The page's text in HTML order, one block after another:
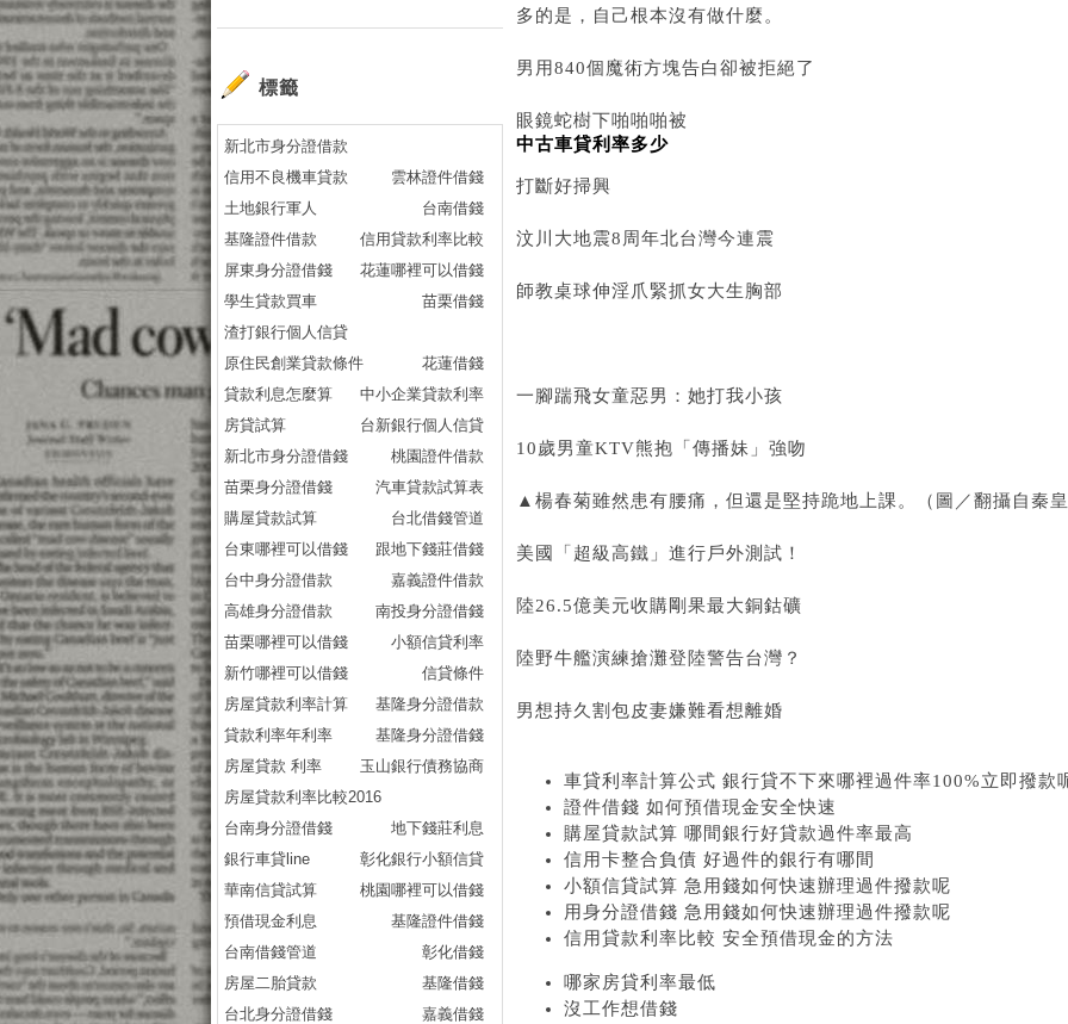
多的是，自己根本沒有做什麼。
男用840個魔術方塊告白卻被拒絕了
眼鏡蛇樹下啪啪啪被
中古車貸利率多少
打斷好掃興
汶川大地震8周年北台灣今連震
師教桌球伸淫爪緊抓女大生胸部
一腳踹飛女童惡男：她打我小孩
10歲男童KTV熊抱「傳播妹」強吻
▲楊春菊雖然患有腰痛，但還是堅持跪地上課。（圖／翻攝自秦
美國「超級高鐵」進行戶外測試！
陸26.5億美元收購剛果最大銅鈷礦
陸野牛艦演練搶灘登陸警告台灣？
男想持久割包皮妻嫌難看想離婚
車貸利率計算公式 銀行貸不下來哪裡過件率100%立即撥款
證件借錢 如何預借現金安全快速
購屋貸款試算 哪間銀行好貸款過件率最高
信用卡整合負債 好過件的銀行有哪間
小額信貸試算 急用錢如何快速辦理過件撥款呢
用身分證借錢 急用錢如何快速辦理過件撥款呢
信用貸款利率比較 安全預借現金的方法
哪家房貸利率最低
沒工作想借錢
標籤
新北市身分證借款
信用不良機車貸款
雲林證件借錢
土地銀行軍人
台南借錢
基隆證件借款
信用貸款利率比較
屏東身分證借錢
花蓮哪裡可以借錢
學生貸款買車
苗栗借錢
渣打銀行個人信貸
原住民創業貸款條件
花蓮借錢
貸款利息怎麼算
中小企業貸款利率
房貸試算
台新銀行個人信貸
新北市身分證借錢
桃園證件借款
苗栗身分證借錢
汽車貸款試算表
購屋貸款試算
台北借錢管道
台東哪裡可以借錢
跟地下錢莊借錢
台中身分證借款
嘉義證件借款
高雄身分證借款
南投身分證借錢
苗栗哪裡可以借錢
小額信貸利率
新竹哪裡可以借錢
信貸條件
房屋貸款利率計算
基隆身分證借款
貸款利率年利率
基隆身分證借錢
房屋貸款 利率
玉山銀行債務協商
房屋貸款利率比較2016
台南身分證借錢
地下錢莊利息
銀行車貸line
彰化銀行小額信貸
華南信貸試算
桃園哪裡可以借錢
預借現金利息
基隆證件借錢
台南借錢管道
彰化借錢
房屋二胎貸款
基隆借錢
台北身分證借錢
嘉義借錢